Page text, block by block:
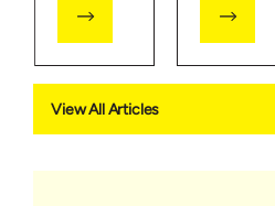
काम |
अल्ट्राटेक
: सीलिंग के
रिसाव को
ठीक करने
View All Articles